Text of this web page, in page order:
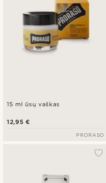
15 ml ūsų vaškas
12,95 €
PRORASO